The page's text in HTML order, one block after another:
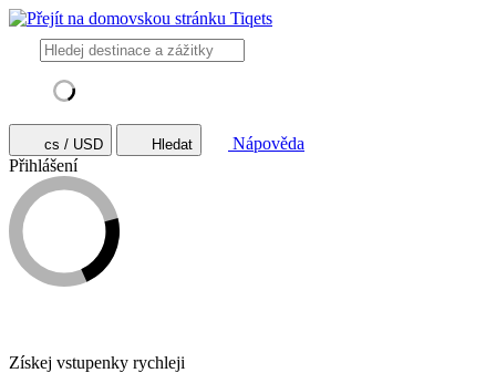
cs / USD Hledat
Nápověda
Přihlášení
Získej vstupenky rychleji